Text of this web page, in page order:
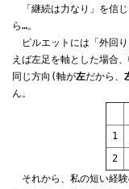
「継続は力なり」を信じ
ら…。
ピルエットには「外回
えば左足を軸とした場合
同じ方向(軸が左だから、
ん。
1
2
それから、私の短い経